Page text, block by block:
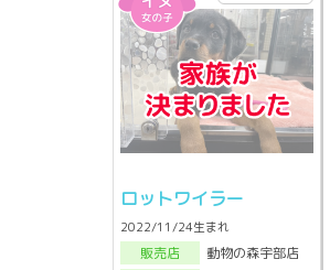
ロットワイラー
2022/11/24生まれ
販売店
動物の森宇部店